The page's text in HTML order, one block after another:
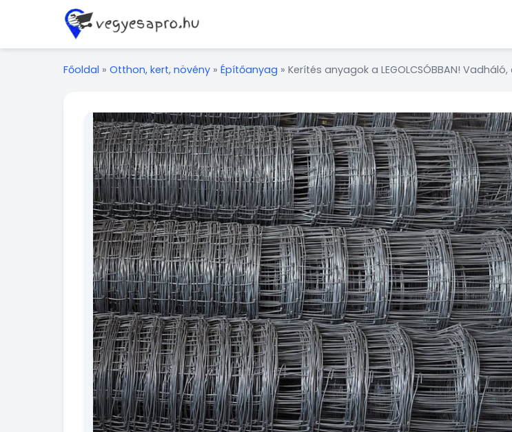
Főoldal » Otthon, kert, növény » Építőanyag » Kerítés anyagok a LEGOLCSÓBBAN!